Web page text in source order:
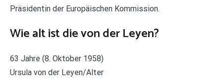
Präsidentin der Europäischen Kommission.
Wie alt ist die von der Leyen?
63 Jahre (8. Oktober 1958)
Ursula von der Leyen/Alter